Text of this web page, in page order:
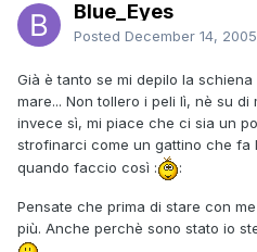
Blue_Eyes
Posted December 14, 2005
Già è tanto se mi depilo la
mare... Non tollero i peli lì, nè su di
invece sì, mi piace che ci sia un
strofinarci come un gattino che fa
quando faccio così :
:
Pensate che prima di stare con
più. Anche perchè sono stato io